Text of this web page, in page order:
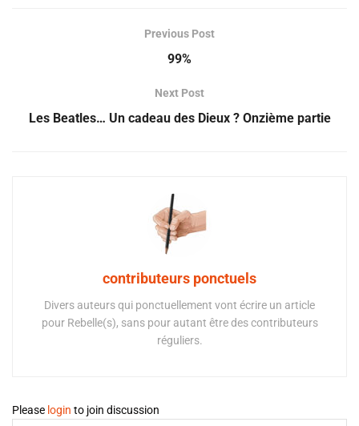
Previous Post
99%
Next Post
Les Beatles… Un cadeau des Dieux ? Onzième partie
contributeurs ponctuels
Divers auteurs qui ponctuellement vont écrire un article
pour Rebelle(s), sans pour autant être des contributeurs
réguliers.
Please login to join discussion